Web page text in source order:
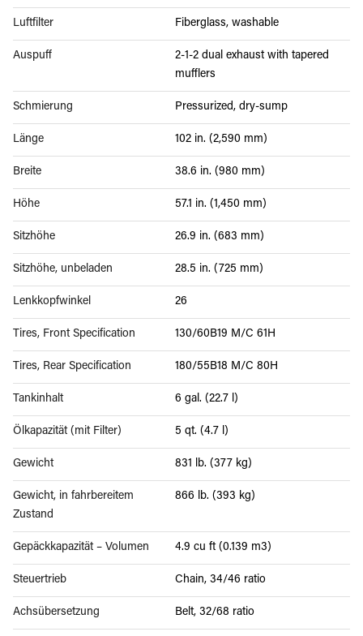
Luftfilter Fiberglass, washable
Auspuff
2-1-2 dual exhaust with tapered
mufflers
Schmierung Pressurized, dry-sump
Länge 102 in. (2,590 mm)
Breite 38.6 in. (980 mm)
Höhe 57.1 in. (1,450 mm)
Sitzhöhe 26.9 in. (683 mm)
Sitzhöhe, unbeladen 28.5 in. (725 mm)
Lenkkopfwinkel 26
Tires, Front Specification 130/60B19 M/C 61H
Tires, Rear Specification 180/55B18 M/C 80H
Tankinhalt 6 gal. (22.7 l)
Ölkapazität (mit Filter) 5 qt. (4.7 l)
Gewicht 831 lb. (377 kg)
Gewicht, in fahrbereitem
Zustand
866 lb. (393 kg)
Gepäckkapazität – Volumen 4.9 cu ft (0.139 m3)
Steuertrieb Chain, 34/46 ratio
Achsübersetzung Belt, 32/68 ratio